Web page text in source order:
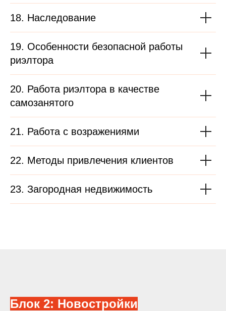
18. Наследование
19. Особенности безопасной работы
риэлтора
20. Работа риэлтора в качестве
самозанятого
21. Работа с возражениями
22. Методы привлечения клиентов
23. Загородная недвижимость
Блок 2: Новостройки